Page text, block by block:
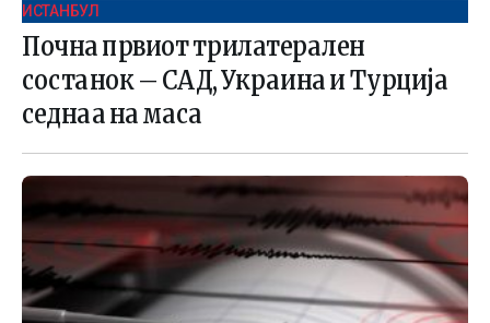
ИСТАНБУЛ
Почна првиот трилатерален
состанок – САД, Украина и Турција
седнаа на маса